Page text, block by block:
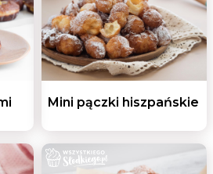
Mini pączki hiszpańskie